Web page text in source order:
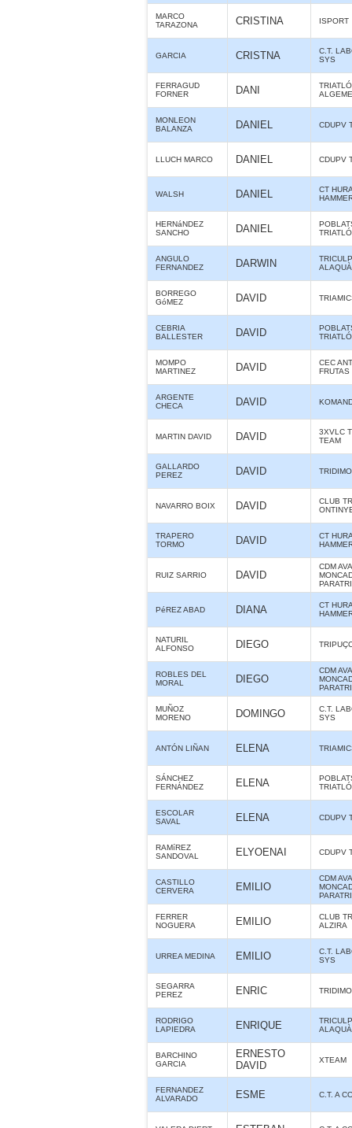
MARCO
TARAZONA
CRISTINA ISPORT
GARCIA CRISTNA
C.T.
SYS
FERRAGUD
FORNER
DANI
MONLEON
BALANZA
DANIEL CDUPV
LLUCH MARCO DANIEL CDUPV
WALSH DANIEL
CT
HERNáNDEZ
SANCHO
DANIEL
TRIATLÓ
ANGULO
FERNANDEZ
DARWIN
BORREGO
GóMEZ
DAVID
CEBRIA
BALLESTER
DAVID
TRIATLÓ
MOMPO
MARTINEZ
DAVID
CEC
ARGENTE
CHECA
DAVID
MARTIN DAVID DAVID
3XVLC
TEAM
GALLARDO
PEREZ
DAVID
NAVARRO BOIX DAVID
CLUB
TRAPERO
TORMO
DAVID
CT
RUIZ SARRIO DAVID
CDM
PéREZ ABAD DIANA
CT
NATURIL
ALFONSO
DIEGO
ROBLES DEL
MORAL
DIEGO
CDM
MUÑOZ
MORENO
DOMINGO
C.T.
SYS
ANTÓN LIÑAN ELENA
SÁNCHEZ
FERNÁNDEZ
ELENA
TRIATLÓ
ESCOLAR
SAVAL
ELENA CDUPV
RAMíREZ
SANDOVAL
ELYOENAI CDUPV
CASTILLO
CERVERA
EMILIO
CDM
FERRER
NOGUERA
EMILIO
CLUB
ALZIRA
URREA MEDINA EMILIO
C.T.
SYS
SEGARRA
PEREZ
ENRIC
RODRIGO
LAPIEDRA
ENRIQUE
BARCHINO
GARCIA
ERNESTO
DAVID
XTEAM
FERNANDEZ
ALVARADO
ESME C.T. A